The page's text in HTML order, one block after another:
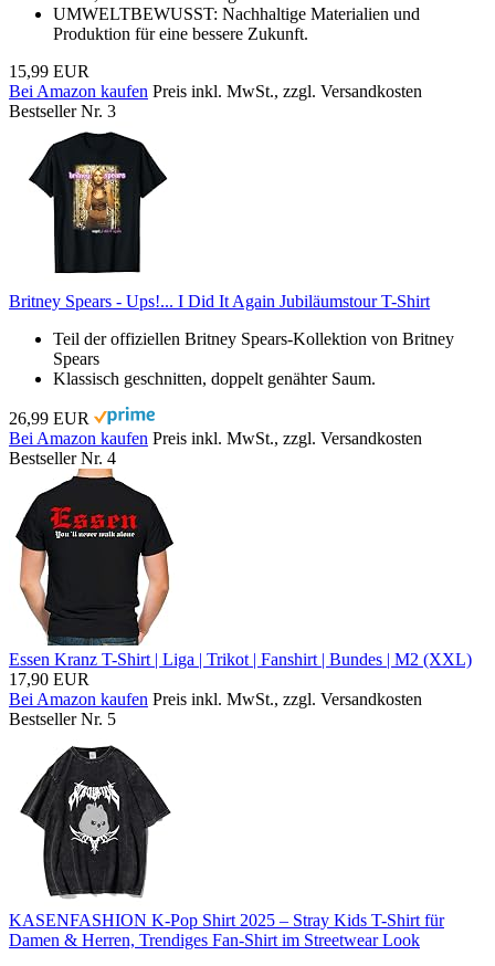
UMWELTBEWUSST: Nachhaltige Materialien und
Produktion für eine bessere Zukunft.
15,99 EUR
Bei Amazon kaufen Preis inkl. MwSt., zzgl. Versandkosten
Bestseller Nr. 3
Britney Spears - Ups!... I Did It Again Jubiläumstour T-Shirt
Teil der offiziellen Britney Spears-Kollektion von Britney
Spears
Klassisch geschnitten, doppelt genähter Saum.
26,99 EUR
Bei Amazon kaufen Preis inkl. MwSt., zzgl. Versandkosten
Bestseller Nr. 4
Essen Kranz T-Shirt | Liga | Trikot | Fanshirt | Bundes | M2 (XXL)
17,90 EUR
Bei Amazon kaufen Preis inkl. MwSt., zzgl. Versandkosten
Bestseller Nr. 5
KASENFASHION K-Pop Shirt 2025 – Stray Kids T-Shirt für
Damen & Herren, Trendiges Fan-Shirt im Streetwear Look